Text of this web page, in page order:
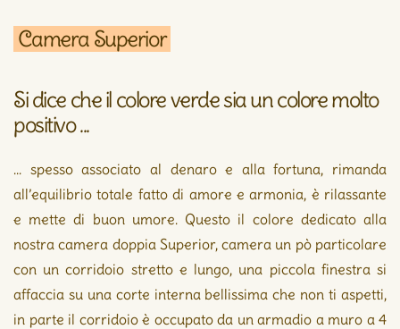
Camera Superior
Si dice che il colore verde sia un colore molto
positivo ...
... spesso associato al denaro e alla fortuna, rimanda
all’equilibrio totale fatto di amore e armonia, è rilassante
e mette di buon umore. Questo il colore dedicato alla
nostra camera doppia Superior, camera un pò particolare
con un corridoio stretto e lungo, una piccola finestra si
affaccia su una corte interna bellissima che non ti aspetti,
in parte il corridoio è occupato da un armadio a muro a 4